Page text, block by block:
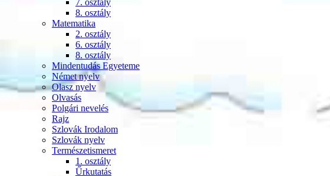
7. osztály
8. osztály
Matematika
2. osztály
6. osztály
8. osztály
Mindentudás Egyeteme
Német nyelv
Olasz nyelv
Olvasás
Polgári nevelés
Rajz
Szlovák Irodalom
Szlovák nyelv
Természetismeret
1. osztály
Űrkutatás